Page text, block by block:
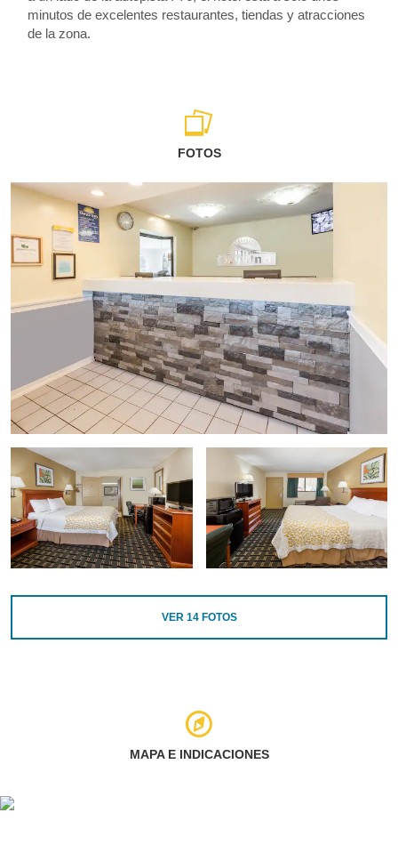
minutos de excelentes restaurantes, tiendas y atracciones
de la zona.
FOTOS
VER 14FOTOS
MAPA E INDICACIONES